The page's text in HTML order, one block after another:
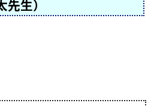
先生）